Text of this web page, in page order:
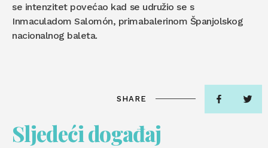
se intenzitet povećao kad se udružio se s
Inmaculadom Salomón, primabalerinom Španjolskog
nacionalnog baleta.
SHARE
Sljedeći događaj